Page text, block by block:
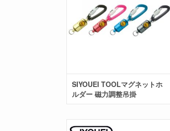
SIYOUEI TOOLマグネットホ
ルダー 磁力調整吊掛